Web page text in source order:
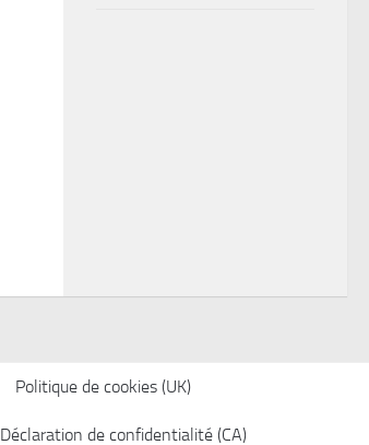
Politique de cookies (UK)
Déclaration de confidentialité (CA)